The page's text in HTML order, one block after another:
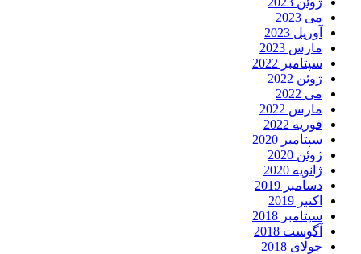
می 2023
آوریل 2023
مارس 2023
سپتامبر 2022
ژوئن 2022
می 2022
مارس 2022
فوریه 2022
سپتامبر 2020
ژوئن 2020
ژانویه 2020
دسامبر 2019
اکتبر 2019
سپتامبر 2018
آگوست 2018
جولای 2018